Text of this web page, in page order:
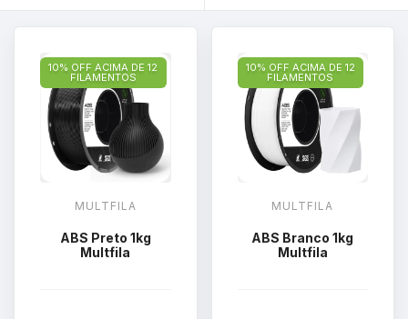
10% OFF ACIMA DE 12
FILAMENTOS
MULTFILA
ABS Preto 1kg
Multfila
10% OFF ACIMA DE 12
FILAMENTOS
MULTFILA
ABS Branco 1kg
Multfila